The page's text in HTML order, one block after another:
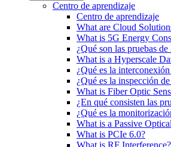
Centro de aprendizaje
Centro de aprendizaje
What are Cloud
What is 5G Energy
¿Qué son las pruebas
What is a Hyperscale
¿Qué es la
¿Qué es la inspección
What is Fiber Optic
¿En qué consisten las
¿Qué es la
What is a Passive
What is PCIe 6.0?